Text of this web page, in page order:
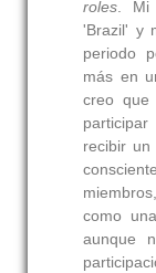
roles. Mi
'Brazil' y
periodo
más en
creo que
recibir un
como
aunque